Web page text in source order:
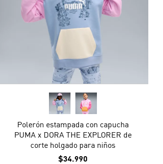
Polerón estampada con capucha
PUMA x DORA THE EXPLORER de
corte holgado para niños
$34.990